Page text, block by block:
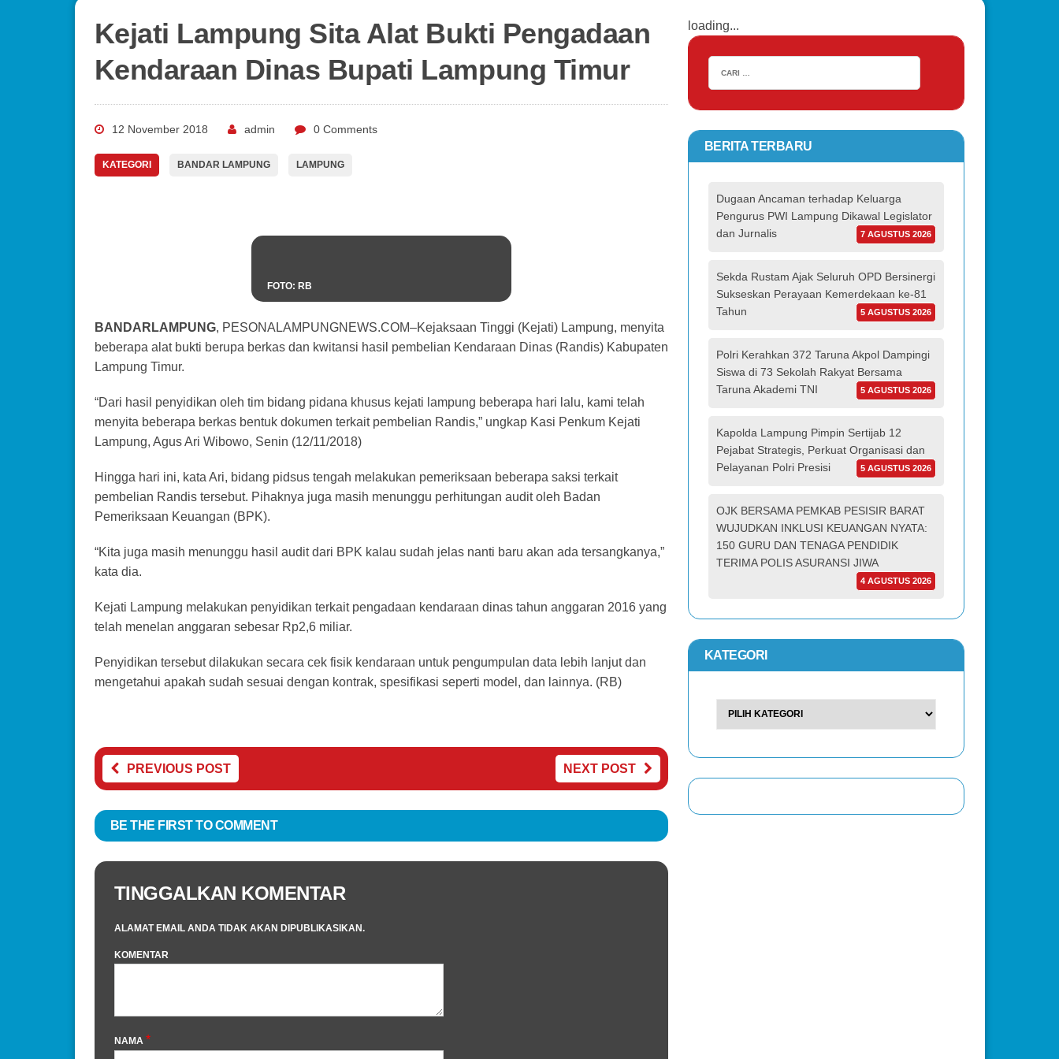
Kejati Lampung Sita Alat Bukti Pengadaan
Kendaraan Dinas Bupati Lampung Timur
12 November 2018 admin 0 Comments
KATEGORI BANDAR LAMPUNG LAMPUNG
FOTO: RB
BANDARLAMPUNG, PESONALAMPUNGNEWS.COM–Kejaksaan Tinggi (Kejati) Lampung, menyita
beberapa alat bukti berupa berkas dan kwitansi hasil pembelian Kendaraan Dinas (Randis) Kabupaten
Lampung Timur.
“Dari hasil penyidikan oleh tim bidang pidana khusus kejati lampung beberapa hari lalu, kami telah
menyita beberapa berkas bentuk dokumen terkait pembelian Randis,” ungkap Kasi Penkum Kejati
Lampung, Agus Ari Wibowo, Senin (12/11/2018)
Hingga hari ini, kata Ari, bidang pidsus tengah melakukan pemeriksaan beberapa saksi terkait
pembelian Randis tersebut. Pihaknya juga masih menunggu perhitungan audit oleh Badan
Pemeriksaan Keuangan (BPK).
“Kita juga masih menunggu hasil audit dari BPK kalau sudah jelas nanti baru akan ada tersangkanya,”
kata dia.
Kejati Lampung melakukan penyidikan terkait pengadaan kendaraan dinas tahun anggaran 2016 yang
telah menelan anggaran sebesar Rp2,6 miliar.
Penyidikan tersebut dilakukan secara cek fisik kendaraan untuk pengumpulan data lebih lanjut dan
mengetahui apakah sudah sesuai dengan kontrak, spesifikasi seperti model, dan lainnya. (RB)
PREVIOUS POST NEXT POST
BE THE FIRST TO COMMENT
TINGGALKAN KOMENTAR
ALAMAT EMAIL ANDA TIDAK AKAN DIPUBLIKASIKAN.
KOMENTAR
NAMA *
loading...
BERITA TERBARU
Dugaan Ancaman terhadap Keluarga
Pengurus PWI Lampung Dikawal Legislator
dan Jurnalis
7 AGUSTUS 2026
Sekda Rustam Ajak Seluruh OPD Bersinergi
Sukseskan Perayaan Kemerdekaan ke-81
Tahun
5 AGUSTUS 2026
Polri Kerahkan 372 Taruna Akpol Dampingi
Siswa di 73 Sekolah Rakyat Bersama
Taruna Akademi TNI
5 AGUSTUS 2026
Kapolda Lampung Pimpin Sertijab 12
Pejabat Strategis, Perkuat Organisasi dan
Pelayanan Polri Presisi
5 AGUSTUS 2026
OJK BERSAMA PEMKAB PESISIR BARAT
WUJUDKAN INKLUSI KEUANGAN NYATA:
150 GURU DAN TENAGA PENDIDIK
TERIMA POLIS ASURANSI JIWA
4 AGUSTUS 2026
KATEGORI